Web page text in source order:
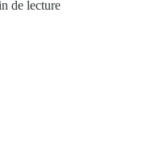
de lecture